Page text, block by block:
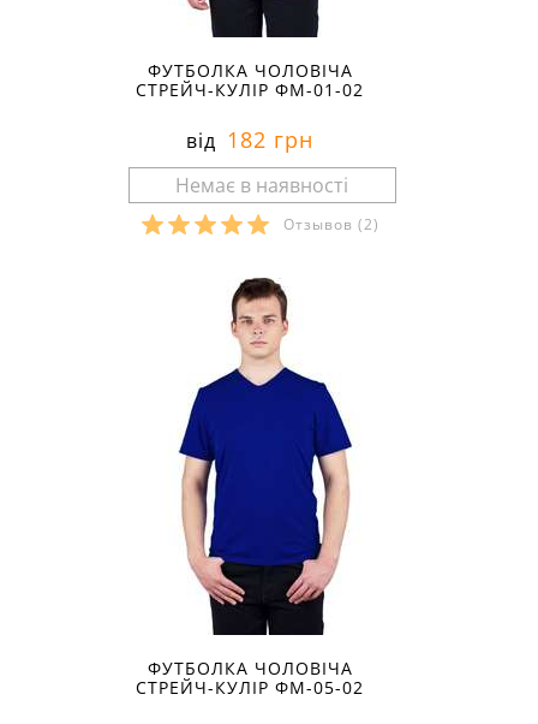
ФУТБОЛКА ЧОЛОВІЧА
СТРЕЙЧ-КУЛІР ФМ-01-02
від 182 грн
Отзывов (2)
ФУТБОЛКА ЧОЛОВІЧА
СТРЕЙЧ-КУЛІР ФМ-05-02